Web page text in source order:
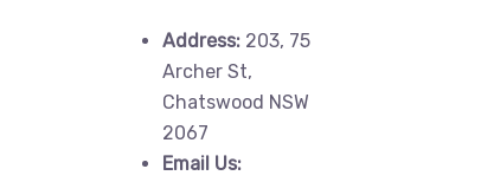
Address: 203, 75
Archer St,
Chatswood NSW
2067
Email Us: